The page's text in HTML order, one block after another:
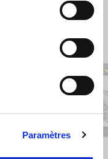
Paramètres